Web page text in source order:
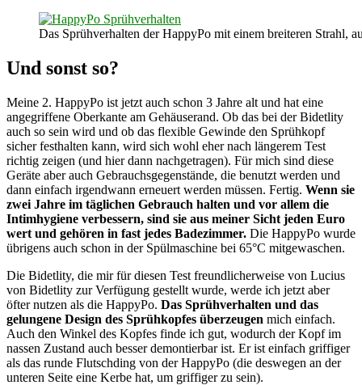
Das Sprühverhalten der HappyPo mit einem breiteren Strahl,
Und sonst so?
Meine 2. HappyPo ist jetzt auch schon 3 Jahre alt und hat eine
angegriffene Oberkante am Gehäuserand. Ob das bei der Bidetlity
auch so sein wird und ob das flexible Gewinde den Sprühkopf
sicher festhalten kann, wird sich wohl eher nach längerem Test
richtig zeigen (und hier dann nachgetragen). Für mich sind diese
Geräte aber auch Gebrauchsgegenstände, die benutzt werden und
dann einfach irgendwann erneuert werden müssen. Fertig. Wenn sie
zwei Jahre im täglichen Gebrauch halten und vor allem die
Intimhygiene verbessern, sind sie aus meiner Sicht jeden Euro
wert und gehören in fast jedes Badezimmer. Die HappyPo wurde
übrigens auch schon in der Spülmaschine bei 65°C mitgewaschen.
Die Bidetlity, die mir für diesen Test freundlicherweise von Lucius
von Bidetlity zur Verfügung gestellt wurde, werde ich jetzt aber
öfter nutzen als die HappyPo. Das Sprühverhalten und das
gelungene Design des Sprühkopfes überzeugen mich einfach.
Auch den Winkel des Kopfes finde ich gut, wodurch der Kopf im
nassen Zustand auch besser demontierbar ist. Er ist einfach griffiger
als das runde Flutschding von der HappyPo (die deswegen an der
unteren Seite eine Kerbe hat, um griffiger zu sein).